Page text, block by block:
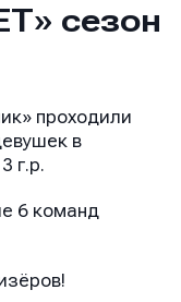
сезон
проходили
в
г.р.
6 команд